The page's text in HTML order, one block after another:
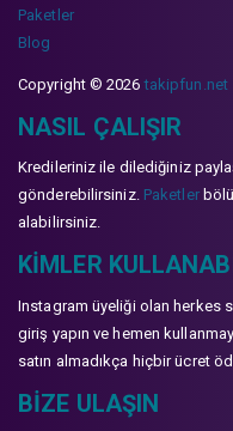
Paketler
Blog
Copyright © 2026takipfun.net
NASIL ÇALIŞIR
Kredileriniz ile dilediğiniz
gönderebilirsiniz. Paketler
alabilirsiniz.
KIMLER
Instagram üyeliği olan herkes
giriş yapın ve hemen
satın almadıkça hiçbir ücret
BIZE ULAŞIN